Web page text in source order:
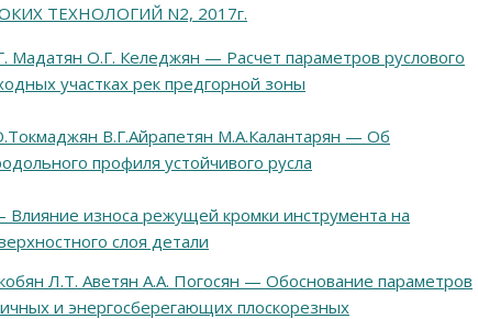
ТЕХНОЛОГИЙ N2, 2017г.
Мадатян О.Г. Келеджян — Расчет параметров руслового
участках рек предгорной зоны
В.Г.Айрапетян М.А.Калантарян — Об
профиля устойчивого русла
износа режущей кромки инструмента на
слоя детали
Л.Т. Аветян А.А. Погосян — Обоснование параметров
и энергосберегающих плоскорезных